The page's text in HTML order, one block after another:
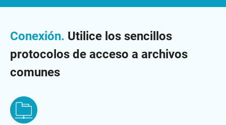
Conexión. Utilice los sencillos
protocolos de acceso a archivos
comunes